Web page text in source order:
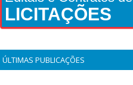
LICITAÇÕES
ÚLTIMAS PUBLICAÇÕES